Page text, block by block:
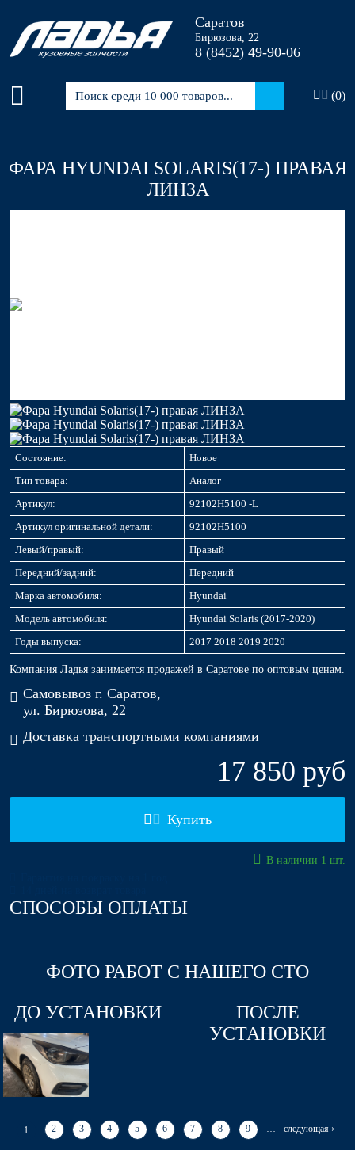
Саратов
Бирюзова, 22
8 (8452)49-90-06
(0)
ФАРА HYUNDAI SOLARIS(17-) ПРАВАЯ
ЛИНЗА
Состояние:
Новое
Тип товара:
Аналог
Артикул:
92102H5100 -L
Артикул оригинальной детали:
92102H5100
Левый/правый:
Правый
Передний/задний:
Передний
Марка автомобиля:
Hyundai
Модель автомобиля:
Hyundai Solaris (2017-2020)
Годы выпуска:
2017 2018 2019 2020
Компания Ладья занимается продажей в Саратове по оптовым ценам.
Самовывоз г. Саратов,
ул. Бирюзова, 22
Доставка транспортными компаниями
17 850 руб
Купить
В наличии 1 шт.
СПОСОБЫ ОПЛАТЫ
ФОТО РАБОТ С НАШЕГО СТО
ДО УСТАНОВКИ
ПОСЛЕ
УСТАНОВКИ
1 2 3 4 5 6 7 8 9 следующая ›